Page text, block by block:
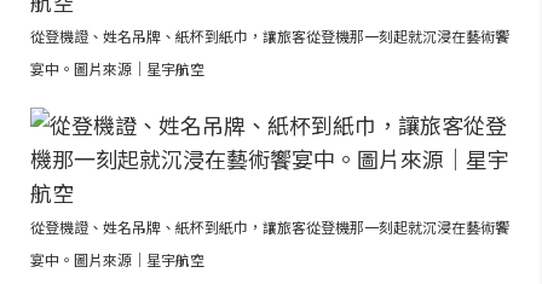
從登機證、姓名吊牌、紙杯到紙巾，讓旅客從登機那一刻起就沉浸在藝術饗
宴中。圖片來源｜星宇航空
從登機證、姓名吊牌、紙杯到紙巾，讓旅客從登機那一刻起就沉浸在藝術饗
宴中。圖片來源｜星宇航空